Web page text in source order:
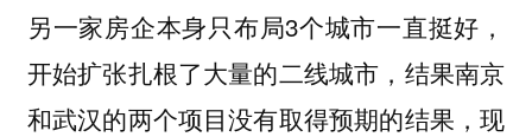
另一家房企本身只布局3个城市一直挺好，
开始扩张扎根了大量的二线城市，结果南京
和武汉的两个项目没有取得预期的结果，现